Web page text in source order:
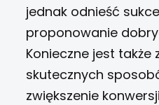
jednak odnieść
proponowanie
Konieczne jest także
skutecznych
zwiększenie